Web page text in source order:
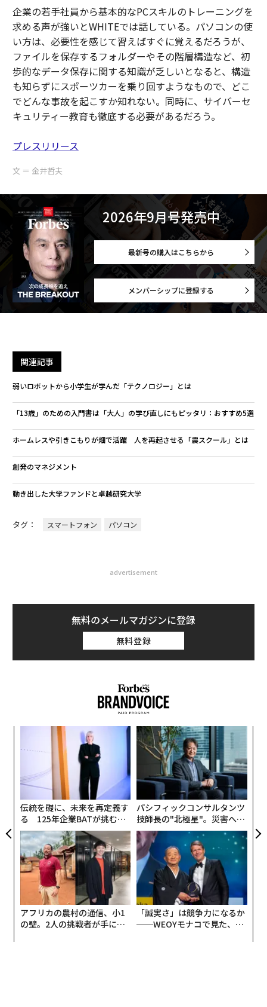
企業の若手社員から基本的なPCスキルのトレーニングを
求める声が強いとWHITEでは話している。パソコンの使
い方は、必要性を感じて習えばすぐに覚えるだろうが、
ファイルを保存するフォルダーやその階層構造など、初
歩的なデータ保存に関する知識が乏しいとなると、構造
も知らずにスポーツカーを乗り回すようなもので、どこ
でどんな事故を起こすか知れない。同時に、サイバーセ
キュリティー教育も徹底する必要があるだろう。
プレスリリース
文 ＝ 金井哲夫
2026年9月号発売中
最新号の購入はこちらから
メンバーシップに登録する
関連記事
弱いロボットから小学生が学んだ「テクノロジー」とは
「13歳」のための入門書は「大人」の学び直しにもピッタリ：おすすめ5選
ホームレスや引きこもりが畑で活躍 人を再起させる「農スクール」とは
創発のマネジメント
動き出した大学ファンドと卓越研究大学
タグ： スマートフォン パソコン
advertisement
無料のメールマガジンに登録
無料登録
伝統を礎に、未来を再定義す
る 125年企業BATが挑むス
モークレスな未来
パシフィックコンサルタンツ
技師長の"北極星"。災害への
無力感を乗り越え見つけた、
防災一筋20年の答え
アフリカの農村の通信、小1
の壁。2人の挑戦者が手にし
「誠実さ」は競争力になるか
──WEOYモナコで見た、く